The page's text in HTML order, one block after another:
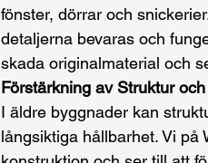
fönster, dörrar och
detaljerna bevaras och
skada originalmaterial och
Förstärkning av Struktur
I äldre byggnader kan
långsiktiga hållbarhet. Vi på